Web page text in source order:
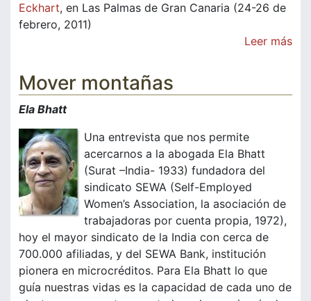
Eckhart, en Las Palmas de Gran Canaria (24-26 de
febrero, 2011)
Leer más
Mover montañas
Ela Bhatt
Una entrevista que nos permite
acercarnos a la abogada Ela Bhatt
(Surat –India- 1933) fundadora del
sindicato SEWA (Self-Employed
Women’s Association, la asociación de
trabajadoras por cuenta propia, 1972),
hoy el mayor sindicato de la India con cerca de
700.000 afiliadas, y del SEWA Bank, institución
pionera en microcréditos. Para Ela Bhatt lo que
guía nuestras vidas es la capacidad de cada uno de